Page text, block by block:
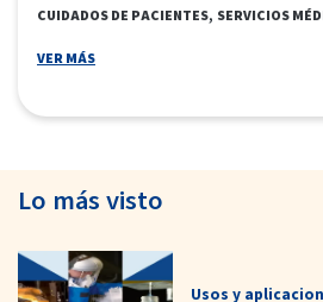
CUIDADOS DE PACIENTES, SERVICIOS
VER MÁS
Lo más visto
Usos y